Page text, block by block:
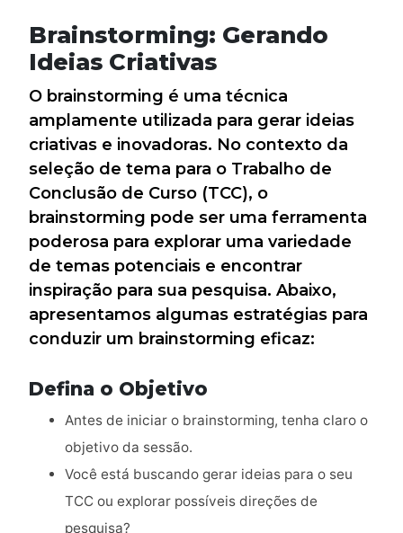
Brainstorming: Gerando
Ideias Criativas
O brainstorming é uma técnica
amplamente utilizada para gerar ideias
criativas e inovadoras. No contexto da
seleção de tema para o Trabalho de
Conclusão de Curso (TCC), o
brainstorming pode ser uma ferramenta
poderosa para explorar uma variedade
de temas potenciais e encontrar
inspiração para sua pesquisa. Abaixo,
apresentamos algumas estratégias para
conduzir um brainstorming eficaz:
Defina o Objetivo
Antes de iniciar o brainstorming, tenha claro o
objetivo da sessão.
Você está buscando gerar ideias para o seu
TCC ou explorar possíveis direções de
pesquisa?